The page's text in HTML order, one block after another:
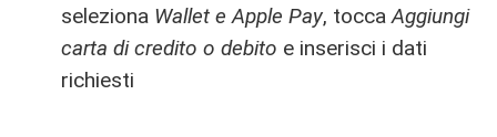
seleziona Wallet e Apple Pay, toccaAggiungi
carta di credito o debito e inserisci i dati
richiesti